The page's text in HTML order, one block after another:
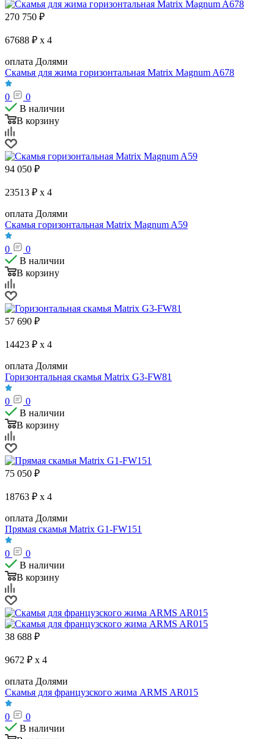
270 750 ₽
67688 ₽ x 4
оплата Долями
Скамья для жима горизонтальная Matrix Magnum A678
0
0
В наличии
В корзину
94 050 ₽
23513 ₽ x 4
оплата Долями
Скамья горизонтальная Matrix Magnum A59
0
0
В наличии
В корзину
57 690 ₽
14423 ₽ x 4
оплата Долями
Горизонтальная скамья Matrix G3-FW81
0
0
В наличии
В корзину
75 050 ₽
18763 ₽ x 4
оплата Долями
Прямая скамья Matrix G1-FW151
0
0
В наличии
В корзину
38 688 ₽
9672 ₽ x 4
оплата Долями
Скамья для французского жима ARMS AR015
0
0
В наличии